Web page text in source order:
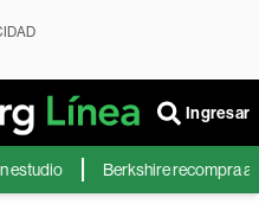
Ingresar
Berkshire recompra